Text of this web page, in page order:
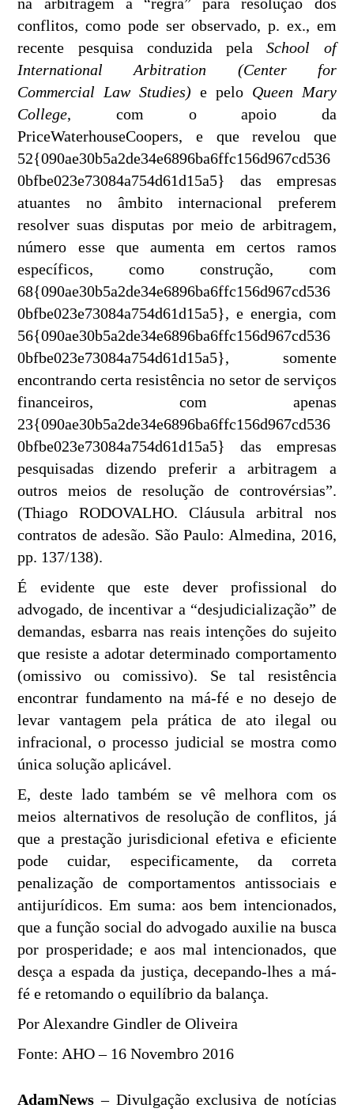
conflitos, como pode ser observado, p. ex., em
recente pesquisa conduzida pelaSchool of
International Arbitration (Center for
Commercial Law Studies) e pelo Queen Mary
College, com o apoio da
PriceWaterhouseCoopers, e que revelou que
52{090ae30b5a2de34e6896ba6ffc156d967cd536
0bfbe023e73084a754d61d15a5} das empresas
atuantes no âmbito internacional preferem
resolver suas disputas por meio de arbitragem,
número esse que aumenta em certos ramos
específicos, como construção, com
68{090ae30b5a2de34e6896ba6ffc156d967cd536
0bfbe023e73084a754d61d15a5}, e energia, com
56{090ae30b5a2de34e6896ba6ffc156d967cd536
0bfbe023e73084a754d61d15a5}, somente
encontrando certa resistência no setor de serviços
financeiros, com apenas
23{090ae30b5a2de34e6896ba6ffc156d967cd536
0bfbe023e73084a754d61d15a5} das empresas
pesquisadas dizendo preferir a arbitragem a
outros meios de resolução de controvérsias”.
(Thiago RODOVALHO. Cláusula arbitral nos
contratos de adesão. São Paulo: Almedina, 2016,
pp. 137/138).
É evidente que este dever profissional do
advogado, de incentivar a “desjudicialização” de
demandas, esbarra nas reais intenções do sujeito
que resiste a adotar determinado comportamento
(omissivo ou comissivo). Se tal resistência
encontrar fundamento na má-fé e no desejo de
levar vantagem pela prática de ato ilegal ou
infracional, o processo judicial se mostra como
única solução aplicável.
E, deste lado também se vê melhora com os
meios alternativos de resolução de conflitos, já
que a prestação jurisdicional efetiva e eficiente
pode cuidar, especificamente, da correta
penalização de comportamentos antissociais e
antijurídicos. Em suma: aos bem intencionados,
que a função social do advogado auxilie na busca
por prosperidade; e aos mal intencionados, que
desça a espada da justiça, decepando-lhes a má-
fé e retomando o equilíbrio da balança.
Por Alexandre Gindler de Oliveira
Fonte: AHO – 16 Novembro 2016
AdamNews – Divulgação exclusiva de notícias